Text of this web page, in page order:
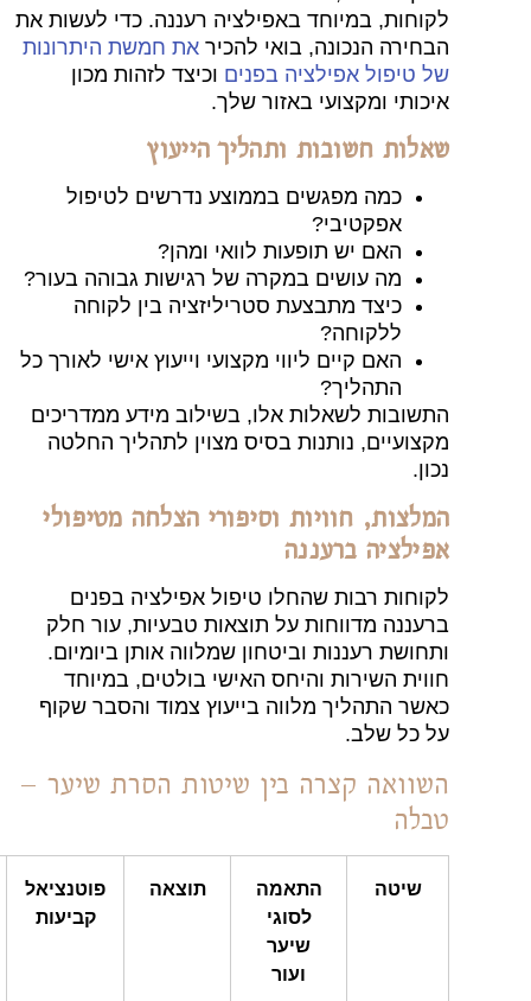
במיוחד באפילציה רעננה. כדי לעשות את
הנכונה, בואי להכיראת חמשת היתרונות
טיפול אפילציה בפניםוכיצד לזהות מכון
ומקצועי באזור שלך.
חשובות ותהליך הייעוץ
כמה מפגשים בממוצע נדרשים לטיפול
האם יש תופעות לוואי ומהן?
מה עושים במקרה של רגישות גבוהה בעור?
כיצד מתבצעת סטריליזציה בין לקוחה
האם קיים ליווי מקצועי וייעוץ אישי לאורך כל
לשאלות אלו, בשילוב מידע ממדריכים
נותנות בסיס מצוין לתהליך החלטה
חוויות וסיפורי הצלחה מטיפולי
ברעננה
רבות שהחלו טיפול אפילציה בפנים
מדווחות על תוצאות טבעיות, עור חלק
רעננות וביטחון שמלווה אותן ביומיום.
השירות והיחס האישי בולטים, במיוחד
התהליך מלווה בייעוץ צמוד והסבר שקוף
כל שלב.
קצרה בין שיטות הסרת שיער –
התאמה
תוצאה
פוטנציאל
תדירות
טיפולים